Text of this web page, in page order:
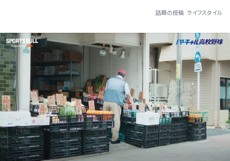
話題の投稿 ライフスタイル